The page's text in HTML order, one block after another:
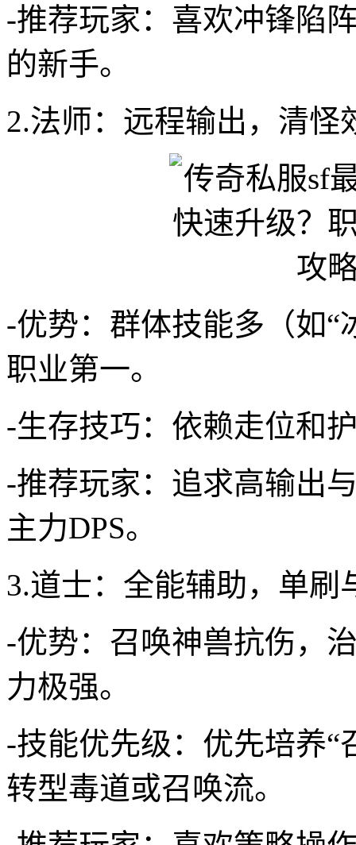
-推荐玩家：喜欢冲锋陷
的新手。
2.法师：远程输出，清怪
-优势：群体技能多（如“
职业第一。
-生存技巧：依赖走位和
-推荐玩家：追求高输出
主力DPS。
3.道士：全能辅助，单刷
-优势：召唤神兽抗伤，
力极强。
-技能优先级：优先培养“
转型毒道或召唤流。